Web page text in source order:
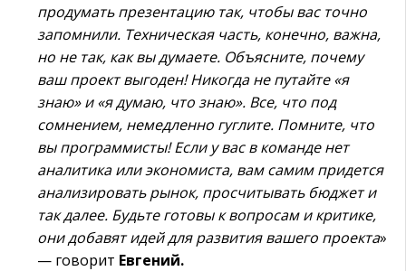
продумать презентацию так, чтобы вас точно
запомнили. Техническая часть, конечно, важна,
но не так, как вы думаете. Объясните, почему
ваш проект выгоден! Никогда не путайте «я
знаю» и «я думаю, что знаю». Все, что под
сомнением, немедленно гуглите. Помните, что
вы программисты! Если у вас в команде нет
аналитика или экономиста, вам самим придется
анализировать рынок, просчитывать бюджет и
так далее. Будьте готовы к вопросам и критике,
они добавят идей для развития вашего проекта»
— говорит Евгений.